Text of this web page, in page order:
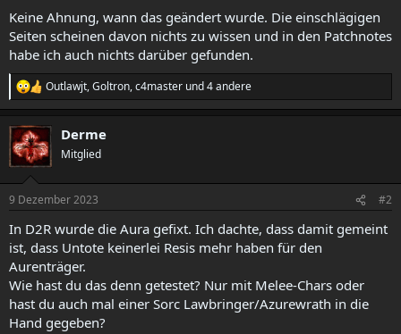
Keine Ahnung, wann das geändert wurde. Die einschlägigen
Seiten scheinen davon nichts zu wissen und in den Patchnotes
habe ich auch nichts darüber gefunden.
R
e
k
t
i
e
:
Outlawjt,Goltron,c4master und 4 andere
Derme
Mitglied
9 Dezember 2023 #2
In D2R wurde die Aura gefixt. Ich dachte, dass damit gemeint
ist, dass Untote keinerlei Resis mehr haben für den
Aurenträger.
Wie hast du das denn getestet? Nur mit Melee-Chars oder
hast du auch mal einer Sorc Lawbringer/Azurewrath in die
Hand gegeben?